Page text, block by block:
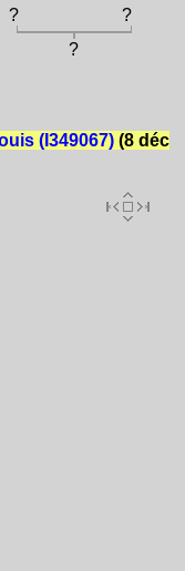
?
?
?
(I349067)(8 déc